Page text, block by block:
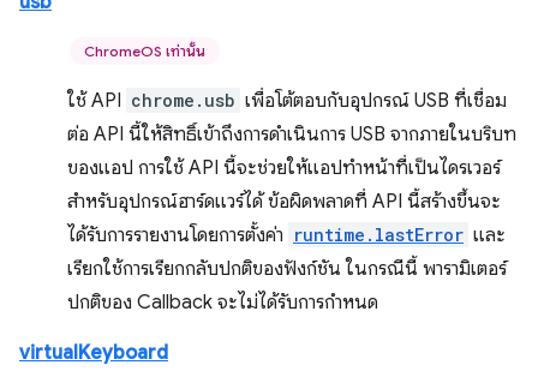
ChromeOS เท่านั้น
ใช้ API chrome.usb เพื่อโต้ตอบกับอุปกรณ์ USB ที่เชื่อม
ต่อ API นี้ให้สิทธิ์เข้าถึงการดำเนินการ USB จากภายในบริบท
ของแอป การใช้ API นี้จะช่วยให้แอปทำหน้าที่เป็นไดรเวอร์
สำหรับอุปกรณ์ฮาร์ดแวร์ได้ ข้อผิดพลาดที่ API นี้สร้างขึ้นจะ
ได้รับการรายงานโดยการตั้งค่า runtime.lastError และ
เรียกใช้การเรียกกลับปกติของฟังก์ชัน ในกรณีนี้ พารามิเตอร์
ปกติของ Callback จะไม่ได้รับการกำหนด
virtualKeyboard